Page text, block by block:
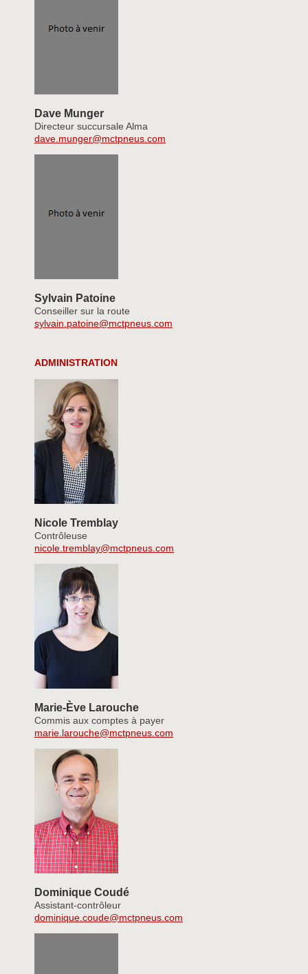
Dave Munger
Directeur succursale Alma
dave.munger@mctpneus.com
Sylvain Patoine
Conseiller sur la route
sylvain.patoine@mctpneus.com
ADMINISTRATION
Nicole Tremblay
Contrôleuse
nicole.tremblay@mctpneus.com
Marie-Ève Larouche
Commis aux comptes à payer
marie.larouche@mctpneus.com
Dominique Coudé
Assistant-contrôleur
dominique.coude@mctpneus.com